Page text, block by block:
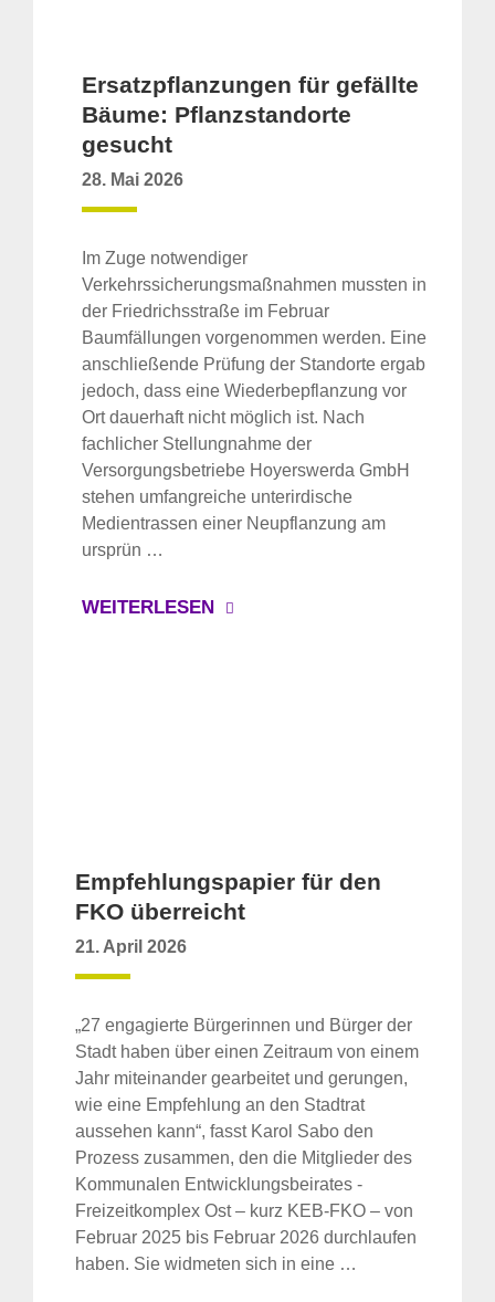
Ersatzpflanzungen für gefällte
Bäume: Pflanzstandorte
gesucht
28. Mai 2026
Im Zuge notwendiger
Verkehrssicherungsmaßnahmen mussten in
der Friedrichsstraße im Februar
Baumfällungen vorgenommen werden. Eine
anschließende Prüfung der Standorte ergab
jedoch, dass eine Wiederbepflanzung vor
Ort dauerhaft nicht möglich ist. Nach
fachlicher Stellungnahme der
Versorgungsbetriebe Hoyerswerda GmbH
stehen umfangreiche unterirdische
Medientrassen einer Neupflanzung am
ursprün …
WEITERLESEN
Empfehlungspapier für den
FKO überreicht
21. April 2026
„27 engagierte Bürgerinnen und Bürger der
Stadt haben über einen Zeitraum von einem
Jahr miteinander gearbeitet und gerungen,
wie eine Empfehlung an den Stadtrat
aussehen kann“, fasst Karol Sabo den
Prozess zusammen, den die Mitglieder des
Kommunalen Entwicklungsbeirates -
Freizeitkomplex Ost – kurz KEB-FKO – von
Februar 2025 bis Februar 2026 durchlaufen
haben. Sie widmeten sich in eine …